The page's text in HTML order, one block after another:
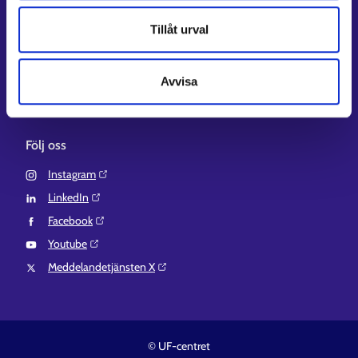
Tillåt urval
Avvisa
Work in Finland⁠
Suomi.fi-fullmakter⁠
Följ oss
Instagram⁠
LinkedIn⁠
Facebook⁠
Youtube⁠
Meddelandetjänsten X⁠
© UF-centret